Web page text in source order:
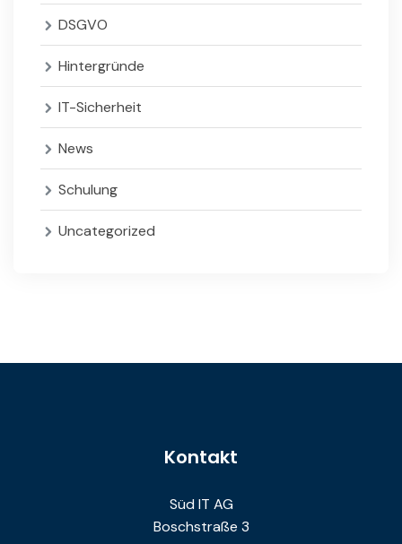
DSGVO
Hintergründe
IT-Sicherheit
News
Schulung
Uncategorized
Kontakt
Süd IT AG
Boschstraße 3